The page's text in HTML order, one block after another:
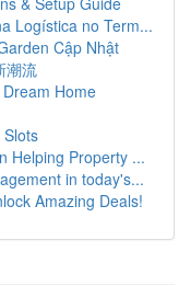
Logística no Term...
Cập Nhật
潮流
Home
Slots
Helping Property ...
in today's...
Amazing Deals!